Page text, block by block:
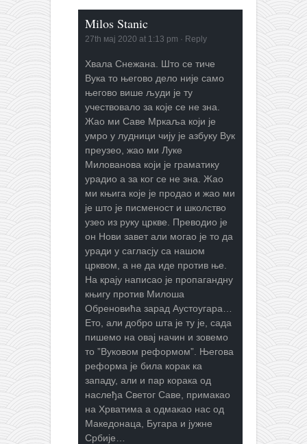
Milos Stanic
27th мај 2020 at 1:13 pm · Reply
Хвала Снежана. Што се тиче
Вука то његово дело није само
његово више људи је ту
учествовало за које се не зна.
Жао ми Саве Мркаља који је
умро у лудници чију је азбуку Вук
преузео, жао ми Луке
Милованова који је граматику
урадио а за ког се не зна. Жао
ми књига које је продао и жао ми
је што је писменост и школство
узео из руку цркве. Преводио је
он Нови завет али могао је то да
уради у сагласју са нашом
црквом, а не да иде против ње.
На крају написао је пропагандну
књигу против Милоша
Обреновића зарад Аустоугара…
Ето, али добро шта је ту је, сада
пишемо на овај начин и зовемо
то ”Вуковом реформом”. Његова
реформа је била корак ка
западу, али и пар корака од
наслеђа Светог Саве, примакао
на Хрватима а одмакао нас од
Македонаца, Бугара и јужне
Србије…